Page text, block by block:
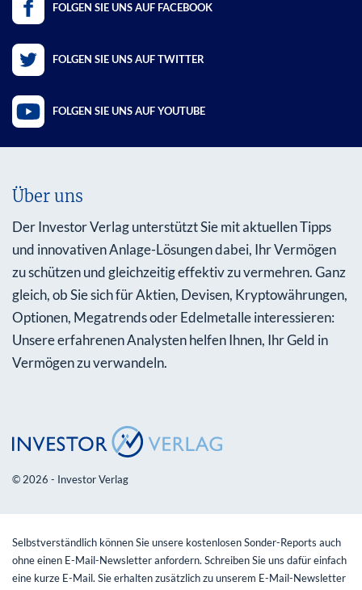
FOLGEN SIE UNS AUF FACEBOOK
FOLGEN SIE UNS AUF TWITTER
FOLGEN SIE UNS AUF YOUTUBE
Über uns
Der Investor Verlag unterstützt Sie mit aktuellen Tipps
und innovativen Anlage-Lösungen dabei, Ihr Vermögen
zu schützen und gleichzeitig effektiv zu vermehren. Ganz
gleich, ob Sie sich für Aktien, Devisen, Kryptowährungen,
Optionen, Megatrends oder Edelmetalle interessieren:
Unsere erfahrenen Analysten helfen Ihnen, Ihr Geld in
Vermögen zu verwandeln.
© 2026 - Investor Verlag
Selbstverständlich können Sie unsere kostenlosen Sonder-Reports auch
ohne einen E-Mail-Newsletter anfordern. Schreiben Sie uns dafür einfach
eine kurze E-Mail. Sie erhalten zusätzlich zu unserem E-Mail-Newsletter